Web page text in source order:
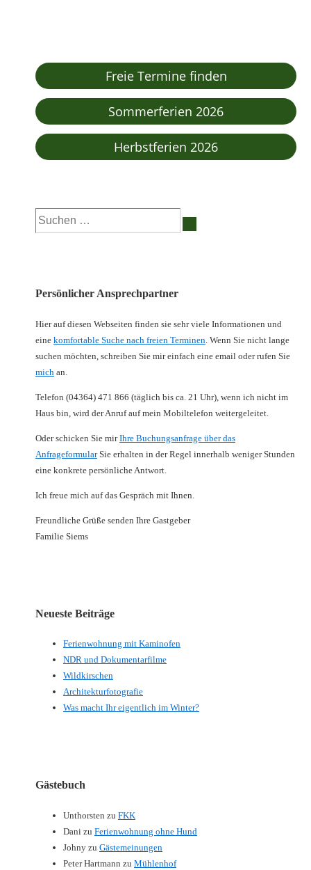
Freie Termine finden
Sommerferien 2026
Herbstferien 2026
Suchen
nach:
Persönlicher Ansprechpartner
Hier auf diesen Webseiten finden sie sehr viele Informationen und
eine komfortable Suche nach freien Terminen . Wenn Sie nicht lange
suchen möchten, schreiben Sie mir einfach eine email oder rufen Sie
mich an.
Telefon (04364) 471 866 (täglich bis ca. 21 Uhr), wenn ich nicht im
Haus bin, wird der Anruf auf mein Mobiltelefon weitergeleitet.
Oder schicken Sie mirIhre Buchungsanfrage über das
AnfrageformularSie erhalten in der Regel innerhalb weniger Stunden
eine konkrete persönliche Antwort.
Ich freue mich auf das Gespräch mit Ihnen.
Freundliche Grüße senden Ihre Gastgeber
Familie Siems
Neueste Beiträge
Ferienwohnung mit Kaminofen
NDR und Dokumentarfilme
Wildkirschen
Architekturfotografie
Was macht Ihr eigentlich im Winter?
Gästebuch
Unthorsten zu FKK
Dani zu Ferienwohnung ohne Hund
Johny zu Gästemeinungen
Peter Hartmann zu Mühlenhof